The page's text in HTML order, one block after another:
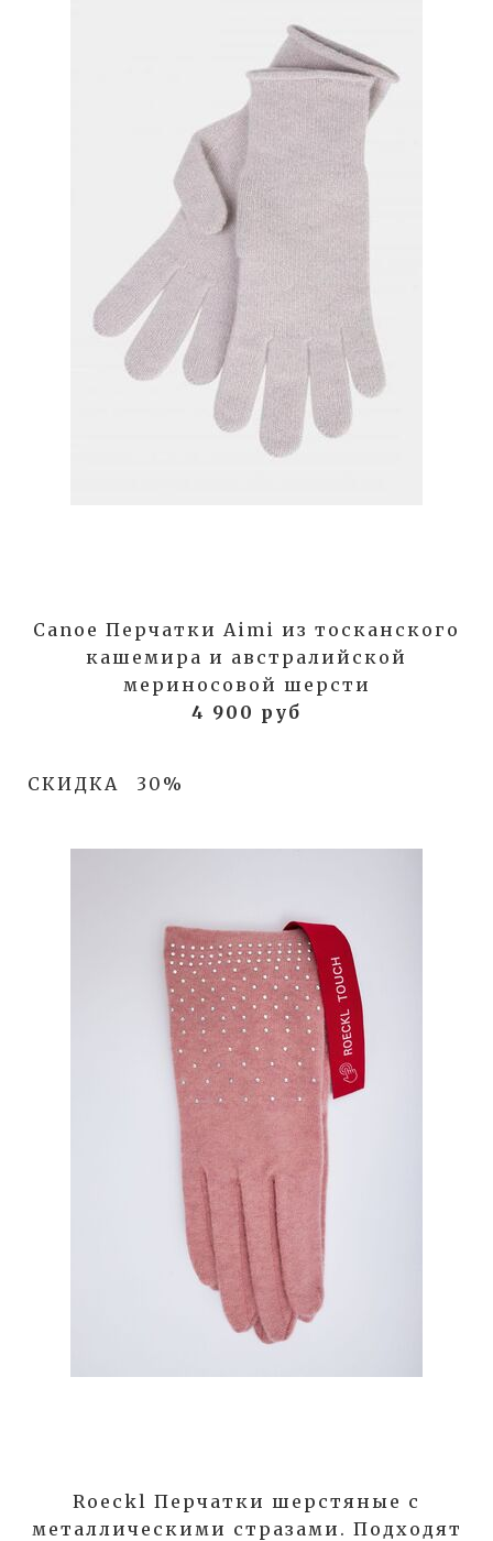
Canoe Перчатки Aimi из тосканского
кашемира и австралийской
мериносовой шерсти
4 900 руб
СКИДКА 30%
Roeckl Перчатки шерстяные с
металлическими стразами. Подходят